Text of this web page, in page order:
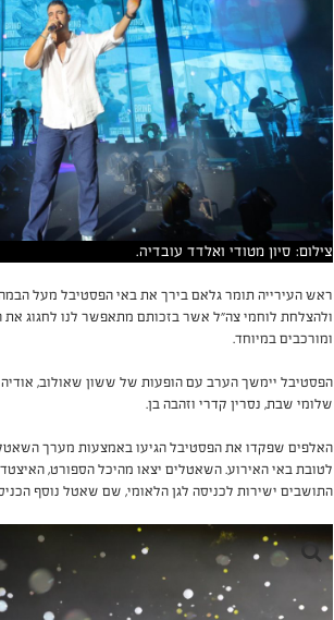
צילום: סיון מטודי ואלדד עובדיה.
ראש העירייה תומר גלאם בירך את באי הפסטיבל מעל
ולהצלחת לוחמי צה״ל אשר בזכותם מתאפשר לנו לחגוג
ומורכבים במיוחד.
הפסטיבל יימשך הערב עם הופעות של ששון שאולוב,
שלומי שבת, נסרין קדרי וזהבה בן.
האלפים שפקדו את הפסטיבל הגיעו באמצעות מערך
לטובת באי האירוע. השאטלים יצאו מהיכל הספורט,
התושבים ישירות לכניסה לגן הלאומי, שם שאטל נוסף